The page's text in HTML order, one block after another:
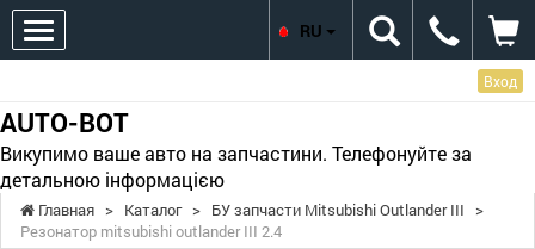
Вход
AUTO-BOT
Викупимо ваше авто на запчастини. Телефонуйте за
детальною інформацією
RU
Главная > Каталог > БУ запчасти Mitsubishi Outlander III
>
Резонатор mitsubishi outlander III 2.4